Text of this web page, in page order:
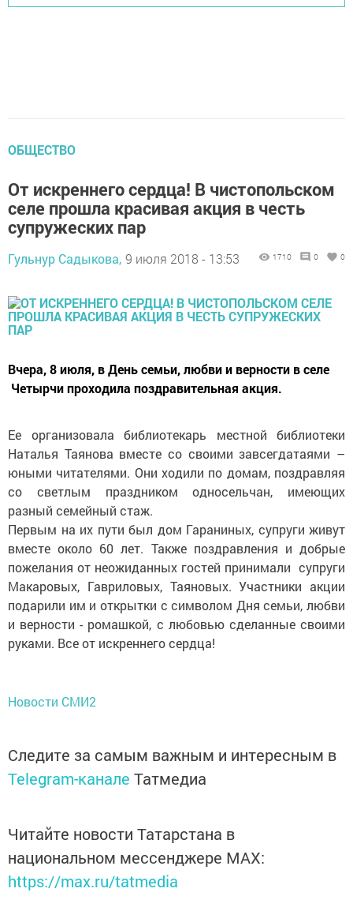
ОБЩЕСТВО
От искреннего сердца! В чистопольском
селе прошла красивая акция в честь
супружеских пар
Гульнур Садыкова, 9 июля 2018 - 13:53 1710 0 0
Вчера, 8 июля, в День семьи, любви и верности в селе
Четырчи проходила поздравительная акция.
Ее организовала библиотекарь местной библиотеки
Наталья Таянова вместе со своими завсегдатаями –
юными читателями. Они ходили по домам, поздравляя
со светлым праздником односельчан, имеющих
разный семейный стаж.
Первым на их пути был дом Гараниных, супруги живут
вместе около 60 лет. Также поздравления и добрые
пожелания от неожиданных гостей принимали супруги
Макаровых, Гавриловых, Таяновых. Участники акции
подарили им и открытки с символом Дня семьи, любви
и верности - ромашкой, с любовью сделанные своими
руками. Все от искреннего сердца!
Новости СМИ2
Следите за самым важным и интересным в
Telegram-канале Татмедиа
Читайте новости Татарстана в
национальном мессенджере MАХ:
https://max.ru/tatmedia